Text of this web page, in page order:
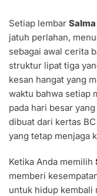
Setiap lembar
jatuh perlahan,
sebagai awal cerita
struktur lipat tiga
kesan hangat yang
waktu bahwa setiap
pada hari besar
dibuat dari kertas
yang tetap menjaga
Ketika Anda memilih
memberi
untuk hidup kembali